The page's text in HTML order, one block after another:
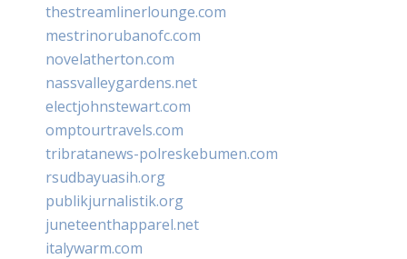
thestreamlinerlounge.com
mestrinorubanofc.com
novelatherton.com
nassvalleygardens.net
electjohnstewart.com
omptourtravels.com
tribratanews-polreskebumen.com
rsudbayuasih.org
publikjurnalistik.org
juneteenthapparel.net
italywarm.com